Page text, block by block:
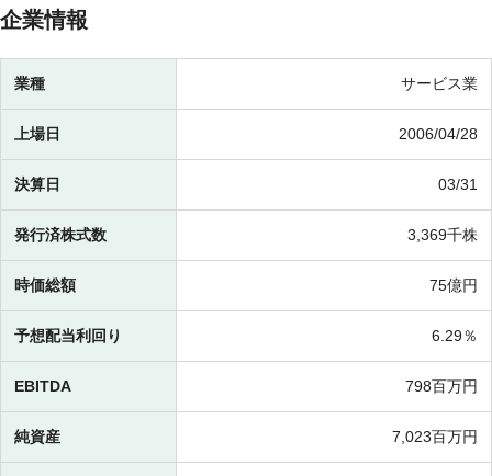
企業情報
業種 サービス業
上場日 2006/04/28
決算日 03/31
発行済株式数 3,369千株
時価総額 75億円
予想配当利回り 6.29％
EBITDA 798百万円
純資産 7,023百万円